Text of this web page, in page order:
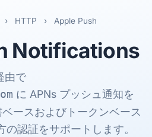
› HTTP › Apple Push
Notifications
由で
に APNs プッシュ通知を
ースおよびトークンベース
の認証をサポートします。